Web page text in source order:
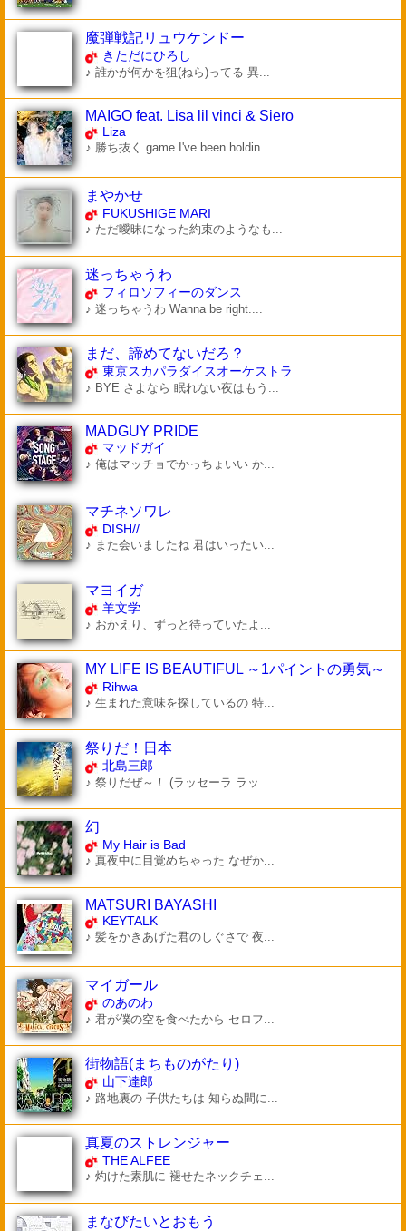
魔弾戦記リュウケンドー
きただにひろし
♪ 誰かが何かを狙(ねら)ってる 異...
MAIGO feat. Lisa lil vinci & Siero
Liza
♪ 勝ち抜く game I've been holdin...
まやかせ
FUKUSHIGE MARI
♪ ただ曖昧になった約束のようなも...
迷っちゃうわ
フィロソフィーのダンス
♪ 迷っちゃうわ Wanna be right....
まだ、諦めてないだろ？
東京スカパラダイスオーケストラ
♪ BYE さよなら 眠れない夜はもう...
MADGUY PRIDE
マッドガイ
♪ 俺はマッチョでかっちょいい か...
マチネソワレ
DISH//
♪ また会いましたね 君はいったい...
マヨイガ
羊文学
♪ おかえり、ずっと待っていたよ...
MY LIFE IS BEAUTIFUL ～1パイントの勇気～
Rihwa
♪ 生まれた意味を探しているの 特...
祭りだ！日本
北島三郎
♪ 祭りだぜ～！ (ラッセーラ ラッ...
幻
My Hair is Bad
♪ 真夜中に目覚めちゃった なぜか...
MATSURI BAYASHI
KEYTALK
♪ 髪をかきあげた君のしぐさで 夜...
マイガール
のあのわ
♪ 君が僕の空を食べたから セロフ...
街物語(まちものがたり)
山下達郎
♪ 路地裏の 子供たちは 知らぬ間に...
真夏のストレンジャー
THE ALFEE
♪ 灼けた素肌に 褪せたネックチェ...
まなびたいとおもう